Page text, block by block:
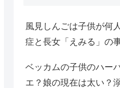
風見しんごは子供が何
症と長女「えみる」の
ベッカムの子供のハー
エ？娘の現在は太い？